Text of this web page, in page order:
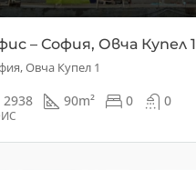
– София, Овча Купел 1
Овча Купел 1
2938 90m² 0 0